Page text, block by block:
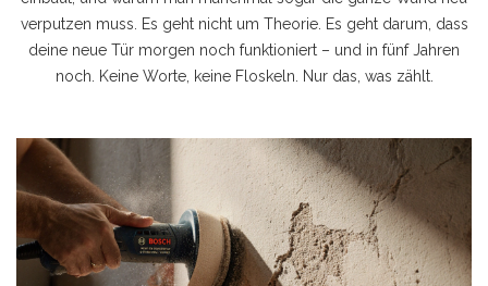
verputzen muss. Es geht nicht um Theorie. Es geht darum, dass
deine neue Tür morgen noch funktioniert – und in fünf Jahren
noch. Keine Worte, keine Floskeln. Nur das, was zählt.